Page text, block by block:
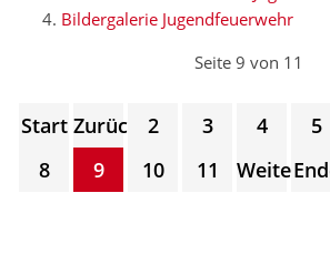
Bildergalerie Jugendfeuerwehr
Seite 9 von 11
Start Zurück 2 3 4 5
8
9 10 11 Weiter